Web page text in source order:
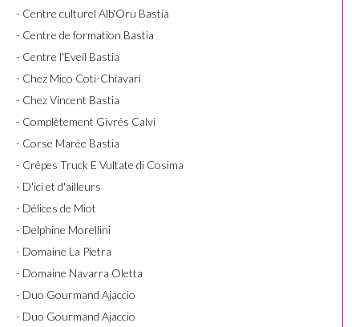
- Centre culturel Alb'Oru Bastia
- Centre de formation Bastia
- Centre l'Eveil Bastia
- Chez Mico Coti-Chiavari
- Chez Vincent Bastia
- Complètement Givrés Calvi
- Corse Marée Bastia
- Crêpes Truck E Vultate di Cosima
- D'ici et d'ailleurs
- Délices de Miot
- Delphine Morellini
- Domaine La Pietra
- Domaine Navarra Oletta
- Duo Gourmand Ajaccio
- Duo Gourmand Ajaccio